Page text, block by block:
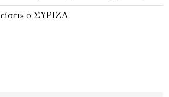
ο ΣΥΡΙΖΑ